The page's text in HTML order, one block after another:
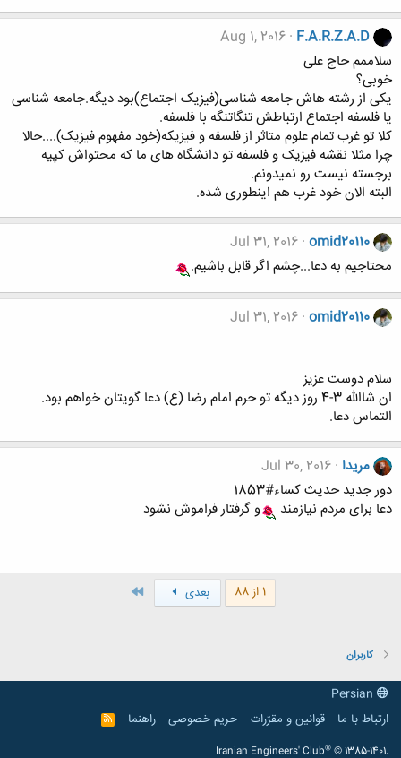
F.A.R.Z.A.D
Aug 1, 2016
سلاممم حاج علی
خوبی؟
یکی از رشته هاش جامعه شناسی(فیزیک اجتماع)بود دیگه.جامعه شناسی
یا فلسفه اجتماع ارتباطش تنگاتنگه با فلسفه.
کلا تو غرب تمام علوم متاثر از فلسفه و فیزیکه(خود مفهوم فیزیک)....حالا
چرا مثلا نقشه فیزیک و فلسفه تو دانشگاه های ما که محتواش کپیه
برجسته نیست رو نمیدونم.
البته الان خود غرب هم اینطوری شده.
omid20110
Jul 31, 2016
محتاجیم به دعا...چشم اگر قابل باشیم.
omid20110
Jul 31, 2016
سلام دوست عزیز
ان شاالله 3-4 روز دیگه تو حرم امام رضا (ع) دعا گویتان خواهم بود.
التماس دعا.
مریدا Jul 30, 2016
دور جدید حدیث کساء#1853
دعا برای مردم نیازمند
و گرفتار فراموش نشود
1 از 88 بعدی
کاربران
ارتباط با ما
قوانین و مقرّرات حریم خصوصی راهنما
R
S
Iranian Engineers' Club® © 1385-1401.